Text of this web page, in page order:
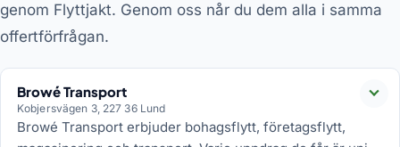
genom Flyttjakt. Genom oss når du dem alla i samma
offertförfrågan.
Browé Transport
Kobjersvägen 3, 227 36 Lund
Browé Transport erbjuder bohagsflytt, företagsflytt,